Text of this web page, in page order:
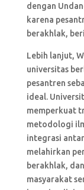
dengan
karena
berakhlak,
Lebih lanjut,
universitas
pesantren
ideal.
memperkuat
metodologi
integrasi
melahirkan
berakhlak,
masyarakat